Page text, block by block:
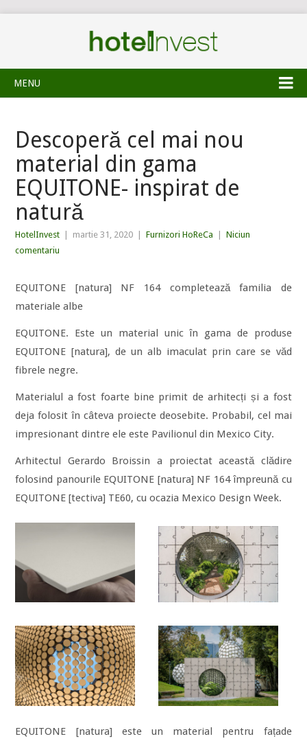
MENU
Descoperă cel mai nou
material din gama
EQUITONE- inspirat de
natură
HotelInvest martie 31, 2020 Furnizori HoReCa
Niciun
comentariu
EQUITONE [natura] NF 164 completează familia de
materiale albe
EQUITONE. Este un material unic în gama de produse
EQUITONE [natura], de un alb imaculat prin care se văd
fibrele negre.
Materialul a fost foarte bine primit de arhitecți și a fost
deja folosit în câteva proiecte deosebite. Probabil, cel mai
impresionant dintre ele este Pavilionul din Mexico City.
Arhitectul Gerardo Broissin a proiectat această clădire
folosind panourile EQUITONE [natura] NF 164 împreună cu
EQUITONE [tectiva] TE60, cu ocazia Mexico Design Week.
EQUITONE [natura] este un material pentru fațade